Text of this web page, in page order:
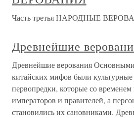
Часть третья НАРОДНЫЕ
Древнейшие
Древнейшие верования
китайских мифов были
первопредки, которые со
императоров и правителей, а
становились их сановниками.